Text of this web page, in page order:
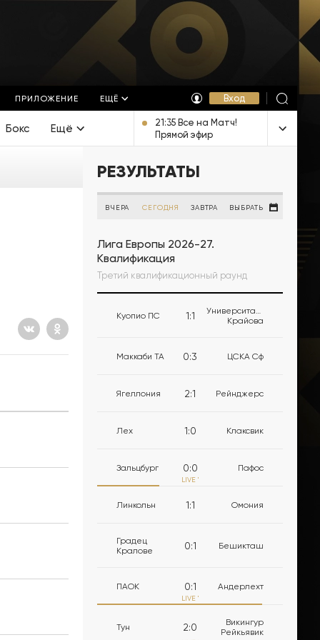
ПРИЛОЖЕНИЕ ЕЩЁ Вход
Бокс Ещё
21:35 Все на Матч!
Прямой эфир
РЕЗУЛЬТАТЫ
ВЧЕРА СЕГОДНЯ ЗАВТРА ВЫБРАТЬ
Лига Европы 2026-27.
Квалификация
Третий квалификационный раунд
Куопио ПС 1:1
Университатя
Крайова
Маккаби ТА 0:3 ЦСКА Сф
Ягеллония 2:1 Рейнджерс
Лех 1:0 Клаксвик
Зальцбург 0:0 Пафос
LIVE '
Линкольн 1:1 Омония
Градец
Кралове
0:1 Бешикташ
ПАОК 0:1 Андерлехт
LIVE '
Тун 2:0
Викингур
Рейкьявик